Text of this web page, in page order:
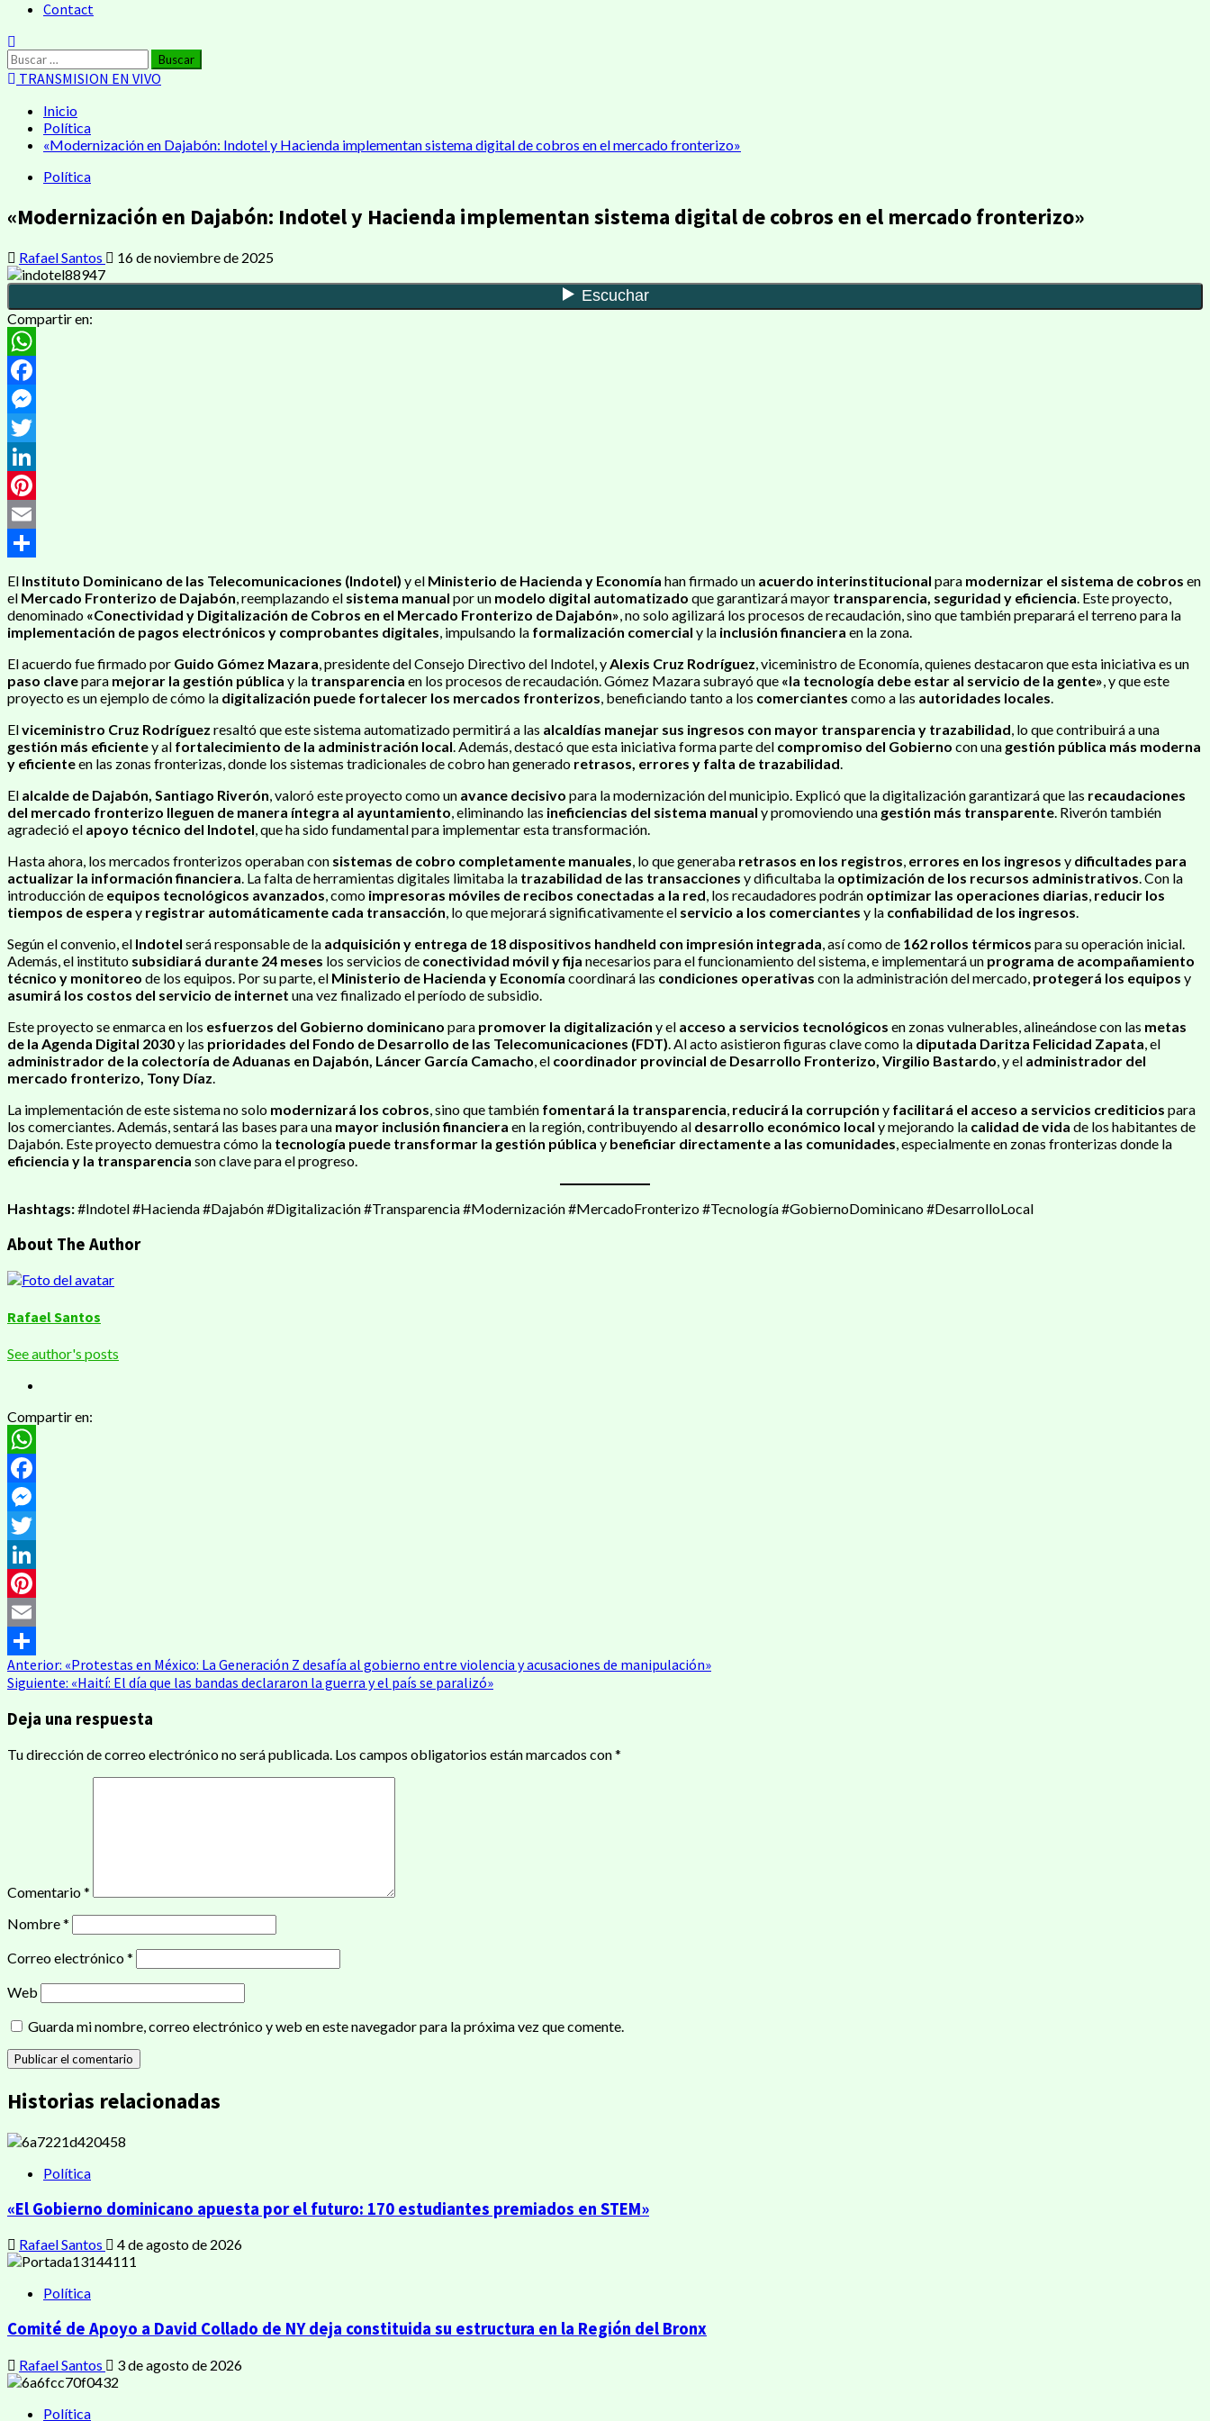
Contact
Buscar:
TRANSMISION EN VIVO
Inicio
Política
«Modernización en Dajabón: Indotel y Hacienda implementan sistema digital de cobros en el mercado fronterizo»
Política
«Modernización en Dajabón: Indotel y Hacienda implementan sistema digital de cobros en el mercado fronterizo»
Rafael Santos 16 de noviembre de 2025
Compartir en:
WhatsApp
Facebook
Messenger
Twitter
LinkedIn
Pinterest
Email
El Instituto Dominicano de las Telecomunicaciones (Indotel) y el Ministerio de Hacienda y Economía han firmado un acuerdo interinstitucional para modernizar el sistema de cobros en
el Mercado Fronterizo de Dajabón, reemplazando el sistema manual por un modelo digital automatizado que garantizará mayor transparencia, seguridad y eficiencia. Este proyecto,
denominado «Conectividad y Digitalización de Cobros en el Mercado Fronterizo de Dajabón», no solo agilizará los procesos de recaudación, sino que también preparará el terreno para la
implementación de pagos electrónicos y comprobantes digitales, impulsando la formalización comercial y la inclusión financiera en la zona.
El acuerdo fue firmado por Guido Gómez Mazara, presidente del Consejo Directivo del Indotel, yAlexis Cruz Rodríguez, viceministro de Economía, quienes destacaron que esta iniciativa es un
paso clavepara mejorar la gestión pública y la transparencia en los procesos de recaudación. Gómez Mazara subrayó que «la tecnología debe estar al servicio de la gente», y que este
proyecto es un ejemplo de cómo la digitalización puede fortalecer los mercados fronterizos, beneficiando tanto a los comerciantes como a las autoridades locales.
Elviceministro Cruz Rodríguez resaltó que este sistema automatizado permitirá a las alcaldías manejar sus ingresos con mayor transparencia y trazabilidad, lo que contribuirá a una
gestión más eficientey al fortalecimiento de la administración local. Además, destacó que esta iniciativa forma parte del compromiso del Gobierno con una gestión pública más moderna
y eficienteen las zonas fronterizas, donde los sistemas tradicionales de cobro han generado retrasos, errores y falta de trazabilidad.
El alcalde de Dajabón, Santiago Riverón, valoró este proyecto como un avance decisivo para la modernización del municipio. Explicó que la digitalización garantizará que las recaudaciones
del mercado fronterizo lleguen de manera íntegra al ayuntamiento, eliminando las ineficiencias del sistema manual y promoviendo una gestión más transparente. Riverón también
agradeció el apoyo técnico del Indotel, que ha sido fundamental para implementar esta transformación.
Hasta ahora, los mercados fronterizos operaban con sistemas de cobro completamente manuales, lo que generaba retrasos en los registros, errores en los ingresos y dificultades para
actualizar la información financiera. La falta de herramientas digitales limitaba la trazabilidad de las transacciones y dificultaba la optimización de los recursos administrativos. Con la
introducción de equipos tecnológicos avanzados, como impresoras móviles de recibos conectadas a la red, los recaudadores podrán optimizar las operaciones diarias, reducir los
tiempos de espera y registrar automáticamente cada transacción, lo que mejorará significativamente el servicio a los comerciantes y la confiabilidad de los ingresos.
Según el convenio, el Indotel será responsable de la adquisición y entrega de 18 dispositivos handheld con impresión integrada, así como de 162 rollos térmicos para su operación inicial.
Además, el instituto subsidiará durante 24 meses los servicios de conectividad móvil y fija necesarios para el funcionamiento del sistema, e implementará un programa de acompañamiento
técnico y monitoreo de los equipos. Por su parte, el Ministerio de Hacienda y Economía coordinará las condiciones operativas con la administración del mercado, protegerá los equipos y
asumirá los costos del servicio de internet una vez finalizado el período de subsidio.
Este proyecto se enmarca en los esfuerzos del Gobierno dominicano para promover la digitalización y el acceso a servicios tecnológicos en zonas vulnerables, alineándose con las metas
de la Agenda Digital 2030y las prioridades del Fondo de Desarrollo de las Telecomunicaciones (FDT). Al acto asistieron figuras clave como la diputada Daritza Felicidad Zapata, el
administrador de la colectoría de Aduanas en Dajabón, Láncer García Camacho, el coordinador provincial de Desarrollo Fronterizo, Virgilio Bastardo, y el administrador del
mercado fronterizo, Tony Díaz.
La implementación de este sistema no solo modernizará los cobros, sino que también fomentará la transparencia, reducirá la corrupción y facilitará el acceso a servicios crediticios para
los comerciantes. Además, sentará las bases para una mayor inclusión financiera en la región, contribuyendo al desarrollo económico local y mejorando la calidad de vida de los habitantes de
Dajabón. Este proyecto demuestra cómo la tecnología puede transformar la gestión pública y beneficiar directamente a las comunidades, especialmente en zonas fronterizas donde la
eficiencia y la transparencia son clave para el progreso.
Hashtags:#Indotel #Hacienda #Dajabón #Digitalización #Transparencia #Modernización #MercadoFronterizo #Tecnología #GobiernoDominicano #DesarrolloLocal
About The Author
Rafael Santos
See author's posts
Compartir en:
WhatsApp
Facebook
Messenger
Twitter
LinkedIn
Pinterest
Email
Compartir
Navegación
de
entradas
Anterior: «Protestas en México: La Generación Z desafía al gobierno entre violencia y acusaciones de manipulación»
Siguiente: «Haití: El día que las bandas declararon la guerra y el país se paralizó»
Deja una respuesta
Tu dirección de correo electrónico no será publicada. Los campos obligatorios están marcados con*
Comentario*
Nombre*
Correo electrónico*
Web
Guarda mi nombre, correo electrónico y web en este navegador para la próxima vez que comente.
Historias relacionadas
Política
«El Gobierno dominicano apuesta por el futuro: 170 estudiantes premiados en STEM»
Rafael Santos 4 de agosto de 2026
Política
Comité de Apoyo a David Collado de NY deja constituida su estructura en la Región del Bronx
Rafael Santos 3 de agosto de 2026
Política